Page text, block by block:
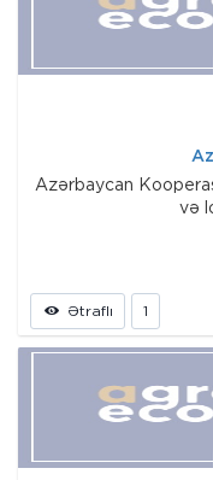
Azərbaycan
və
Ətraflı 1